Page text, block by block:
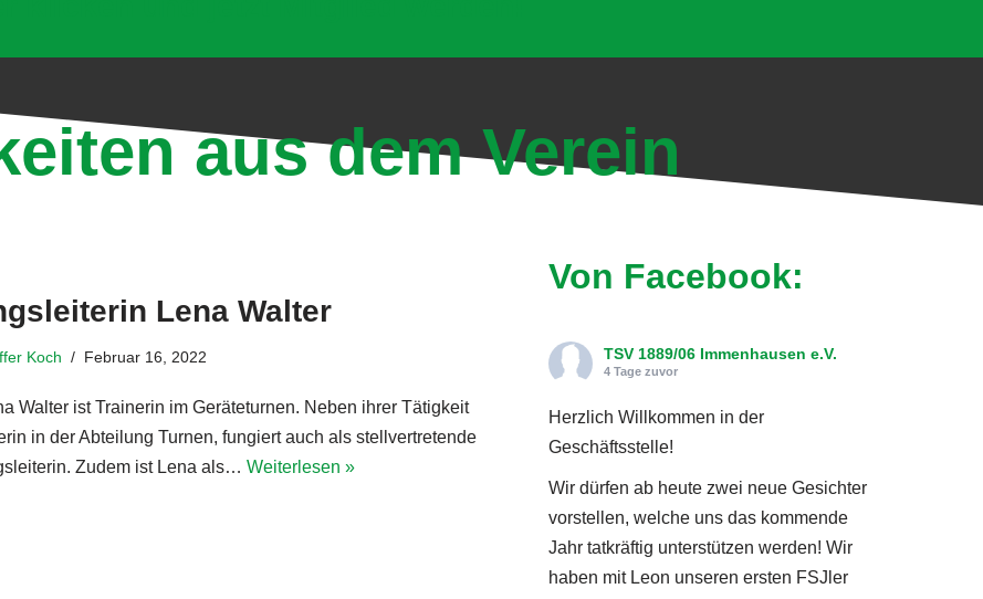
aus dem Verein
Lena Walter
Koch Februar 16, 2022
Walter ist Trainerin im Geräteturnen. Neben ihrer Tätigkeit
in der Abteilung Turnen, fungiert auch als stellvertretende
Zudem ist Lena als…Weiterlesen »
Von Facebook:
TSV 1889/06 Immenhausen e.V.
4 Tage zuvor
Herzlich Willkommen in der
Geschäftsstelle!
Wir dürfen ab heute zwei neue Gesichter
vorstellen, welche uns das kommende
Jahr tatkräftig unterstützen werden! Wir
haben mit Leon unseren ersten FSJler